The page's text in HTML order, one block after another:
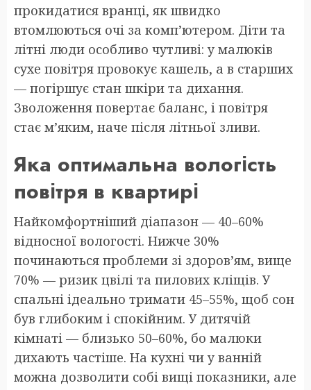
прокидатися вранці, як швидко
втомлюються очі за комп’ютером. Діти та
літні люди особливо чутливі: у малюків
сухе повітря провокує кашель, а в старших
— погіршує стан шкіри та дихання.
Зволоження повертає баланс, і повітря
стає м’яким, наче після літньої зливи.
Яка оптимальна вологість
повітря в квартирі
Найкомфортніший діапазон — 40–60%
відносної вологості. Нижче 30%
починаються проблеми зі здоров’ям, вище
70% — ризик цвілі та пилових кліщів. У
спальні ідеально тримати 45–55%, щоб сон
був глибоким і спокійним. У дитячій
кімнаті — близько 50–60%, бо малюки
дихають частіше. На кухні чи у ванній
можна дозволити собі вищі показники, але